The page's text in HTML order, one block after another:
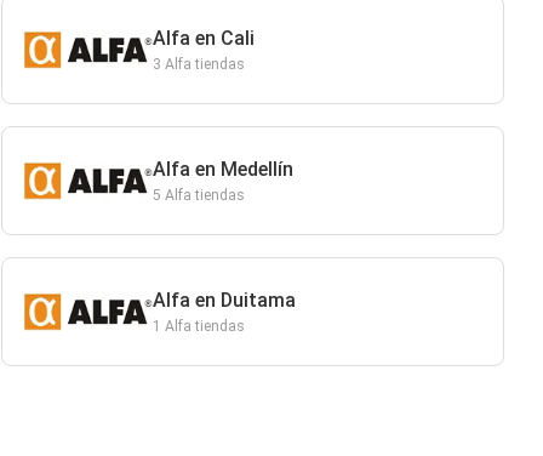
Alfa en Cali
3 Alfa tiendas
Alfa en Medellín
5 Alfa tiendas
Alfa en Duitama
1 Alfa tiendas